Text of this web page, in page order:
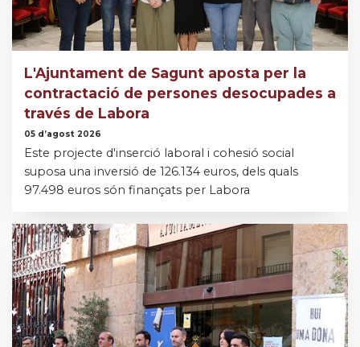
L'Ajuntament de Sagunt aposta per la
contractació de persones desocupades a
través de Labora
05 d’agost 2026
Este projecte d'inserció laboral i cohesió social
suposa una inversió de 126.134 euros, dels quals
97.498 euros són finançats per Labora